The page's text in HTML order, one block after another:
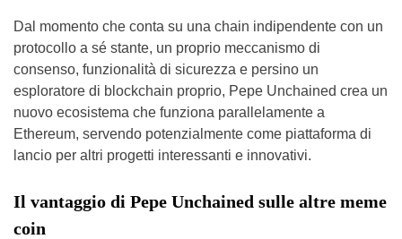
Dal momento che conta su una chain indipendente con un
protocollo a sé stante, un proprio meccanismo di
consenso, funzionalità di sicurezza e persino un
esploratore di blockchain proprio, Pepe Unchained crea un
nuovo ecosistema che funziona parallelamente a
Ethereum, servendo potenzialmente come piattaforma di
lancio per altri progetti interessanti e innovativi.
Il vantaggio di Pepe Unchained sulle altre meme
coin